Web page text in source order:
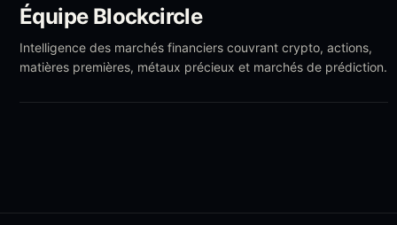
Équipe Blockcircle
Intelligence des marchés financiers couvrant crypto, actions,
matières premières, métaux précieux et marchés de prédiction.